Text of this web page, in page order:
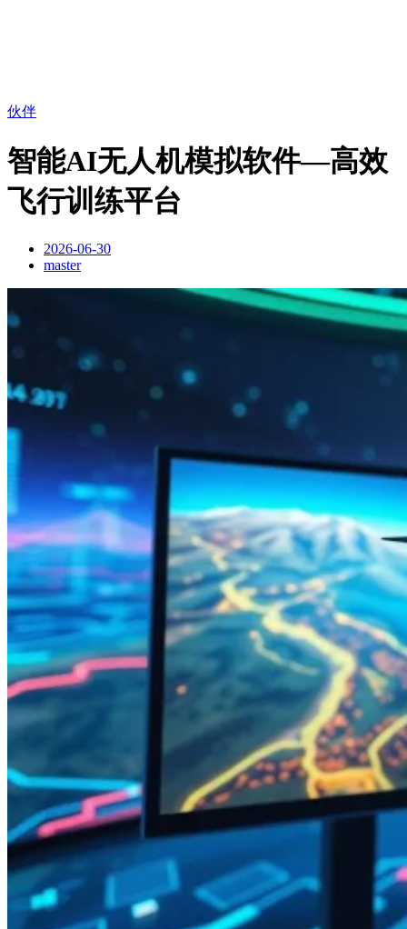
伙伴
智能AI无人机模拟软件—高效
飞行训练平台
2026-06-30
master